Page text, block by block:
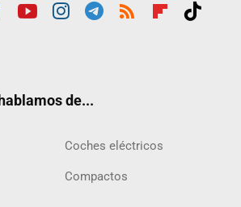
de...
Coches eléctricos
Compactos